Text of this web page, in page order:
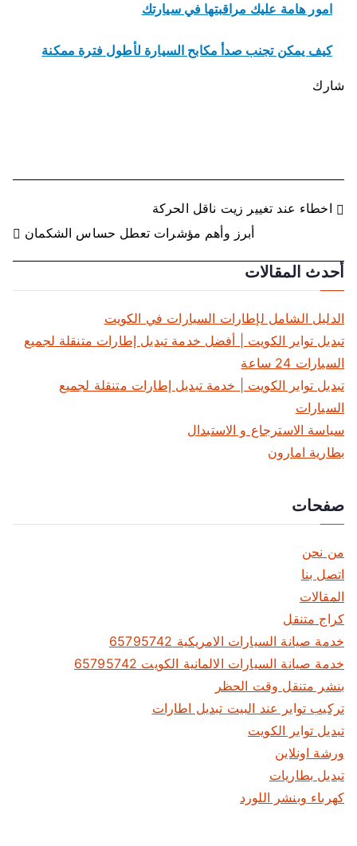
امور هامة عليك مراقبتها في سيارتك
كيف يمكن تجنب صدأ مكابح السيارة لأطول فترة ممكنة
شارك
ت
فّ
ح
ا
ل
م
ق
ل
ا
ت
اخطاء عند تغيير زيت ناقل الحركة
أبرز وأهم مؤشرات تعطل حساس الشكمان
أحدث المقالات
الدليل الشامل لإطارات السيارات في الكويت
تبديل تواير الكويت | أفضل خدمة تبديل إطارات متنقلة لجميع
السيارات 24 ساعة
تبديل تواير الكويت | خدمة تبديل إطارات متنقلة لجميع
السيارات
سياسة الاسترجاع و الاستبدال
بطارية امارون
صفحات
من نحن
اتصل بنا
المقالات
كراج متنقل
خدمة صيانة السيارات الامريكية 65795742
خدمة صيانة السيارات الالمانية الكويت 65795742
بنشر متنقل وقت الحظر
تركيب تواير عند البيت تبديل اطارات
تبديل تواير الكويت
ورشة اونلاين
تبديل بطاريات
كهرباء وبنشر اللورد